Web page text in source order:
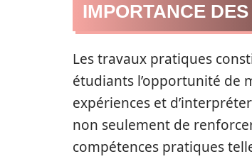
IMPORTANCE
Les travaux pratiques
étudiants l’opportunité de
expériences et
non seulement de
compétences pratiques